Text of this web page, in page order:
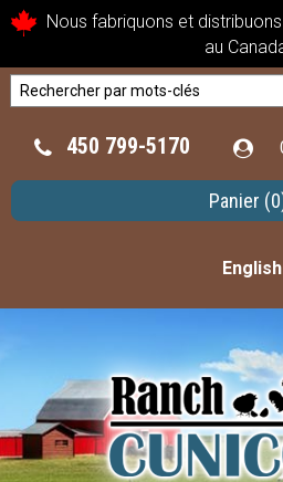
Nous fabriquons et
au
450 799-5170
Panier
English